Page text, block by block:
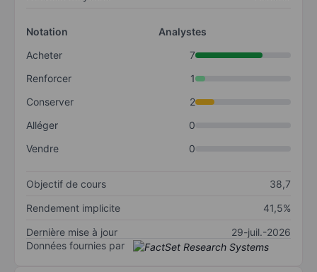
Notation
Analystes
Acheter
7
Renforcer
1
Conserver
2
Alléger
0
Vendre
0
Objectif de cours
38,7
Rendement implicite
41,5%
Dernière mise à jour
29-juil.-2026
Données fournies par